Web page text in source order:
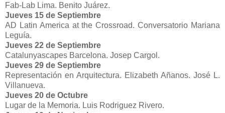
Fab-Lab Lima. Benito Juárez.
Jueves 15 de Septiembre
AD Latin America at the Crossroad. Conversatorio Mariana
Leguía.
Jueves 22 de Septiembre
Catalunyascapes Barcelona. Josep Cargol.
Jueves 29 de Septiembre
Representación en Arquitectura. Elizabeth Añanos. José L.
Villanueva.
Jueves 20 de Octubre
Lugar de la Memoria. Luis Rodriguez Rivero.